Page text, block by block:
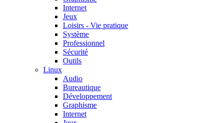
Internet
Jeux
Loisirs - Vie pratique
Système
Professionnel
Sécurité
Outils
Linux
Audio
Bureautique
Développement
Graphisme
Internet